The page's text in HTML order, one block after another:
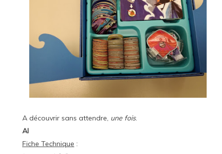
A découvrir sans attendre, une fois.
Al
Fiche Technique :